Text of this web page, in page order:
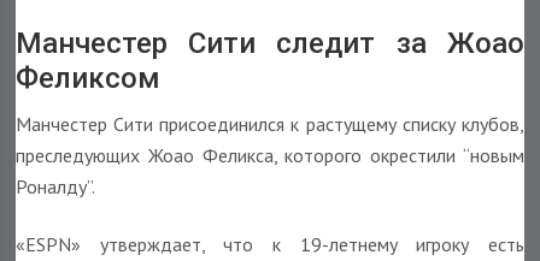
Манчестер Сити следит за Жоао
Феликсом
Манчестер Сити присоединился к растущему списку клубов,
преследующих Жоао Феликса, которого окрестили “новым
Роналду”.
«ESPN»
утверждает, что к 19-летнему игроку есть